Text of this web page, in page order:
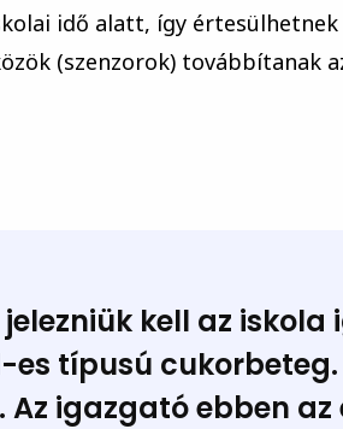
idő alatt, így
(szenzorok) továbbítanak
kell az iskola
es típusú cukorbeteg.
Az igazgató ebben